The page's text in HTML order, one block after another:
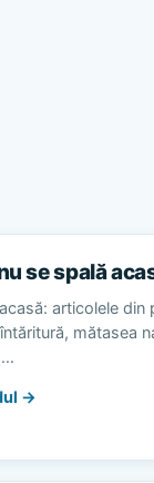
se spală
articolele
mătasea
→